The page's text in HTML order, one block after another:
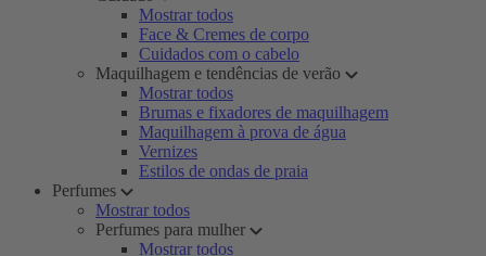
Mostrar todos
Face & Cremes de corpo
Cuidados com o cabelo
Maquilhagem e tendências de verão
Mostrar todos
Brumas e fixadores de maquilhagem
Maquilhagem à prova de água
Vernizes
Estilos de ondas de praia
Perfumes
Mostrar todos
Perfumes para mulher
Mostrar todos